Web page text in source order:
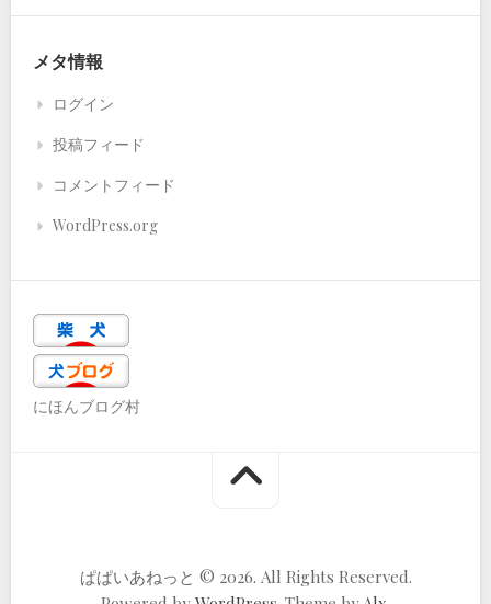
メタ情報
ログイン
投稿フィード
コメントフィード
WordPress.org
にほんブログ村
ぱぱいあねっと © 2026. All Rights Reserved.